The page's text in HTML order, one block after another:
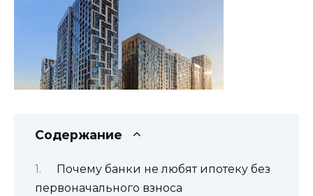
Содержание
Почему банки не любят ипотеку без
первоначального взноса